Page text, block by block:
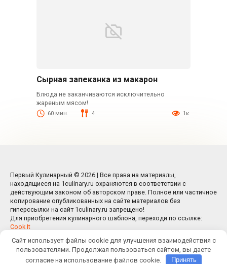
Сырная запеканка из макарон
Блюда не заканчиваются исключительно
жареным мясом!
60 мин. 4 1к.
Первый Кулинарный © 2026 | Все права на материалы,
находящиеся на 1culinary.ru охраняются в соответствии с
действующим законом об авторском праве. Полное или частичное
копирование опубликованных на сайте материалов без
гиперссылки на сайт 1culinary.ru запрещено!
Для приобретения кулинарного шаблона, переходи по ссылке:
Cook It
Сайт использует файлы cookie для улучшения взаимодействия с
пользователями. Продолжая пользоваться сайтом, вы даете
согласие на использование файлов cookie.
Принять